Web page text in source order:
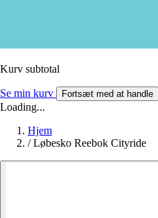
Kurv subtotal
Se min kurv Fortsæt med at handle
Loading...
Hjem
/ Løbesko Reebok Cityride